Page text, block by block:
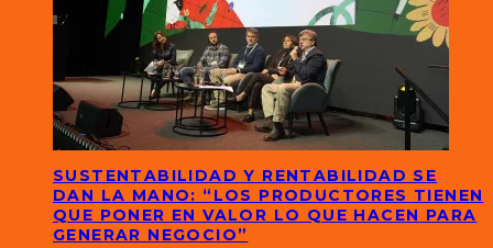
SUSTENTABILIDAD Y RENTABILIDAD SE
DAN LA MANO: “LOS PRODUCTORES TIENEN
QUE PONER EN VALOR LO QUE HACEN PARA
GENERAR NEGOCIO”